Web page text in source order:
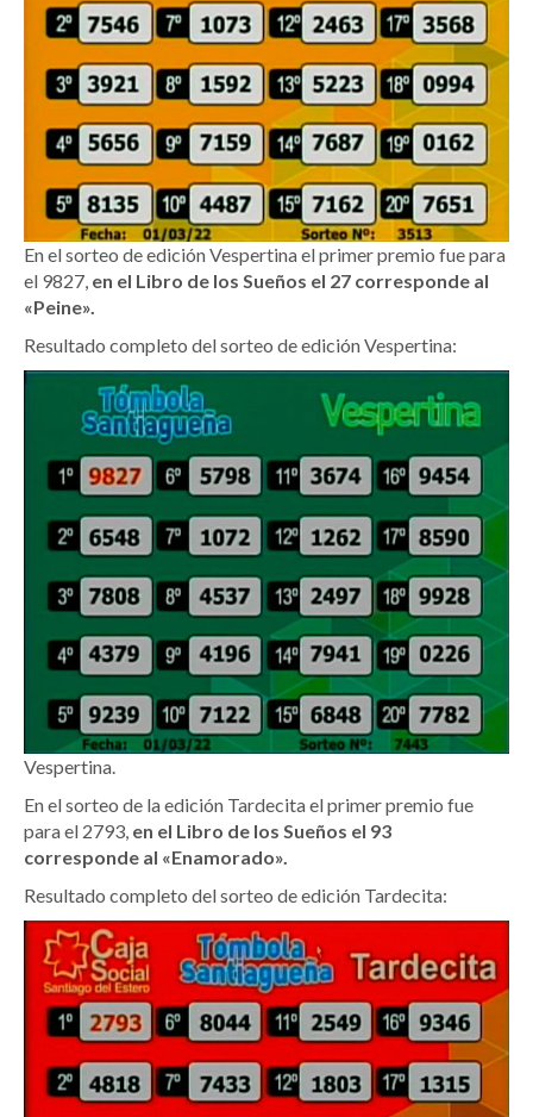
En el sorteo de edición Vespertina el primer premio fue para
el 9827, en el Libro de los Sueños el 27 corresponde al
«Peine».
Resultado completo del sorteo de edición Vespertina:
Vespertina.
En el sorteo de la edición Tardecita el primer premio fue
para el 2793, en el Libro de los Sueños el 93
corresponde al «Enamorado».
Resultado completo del sorteo de edición Tardecita: